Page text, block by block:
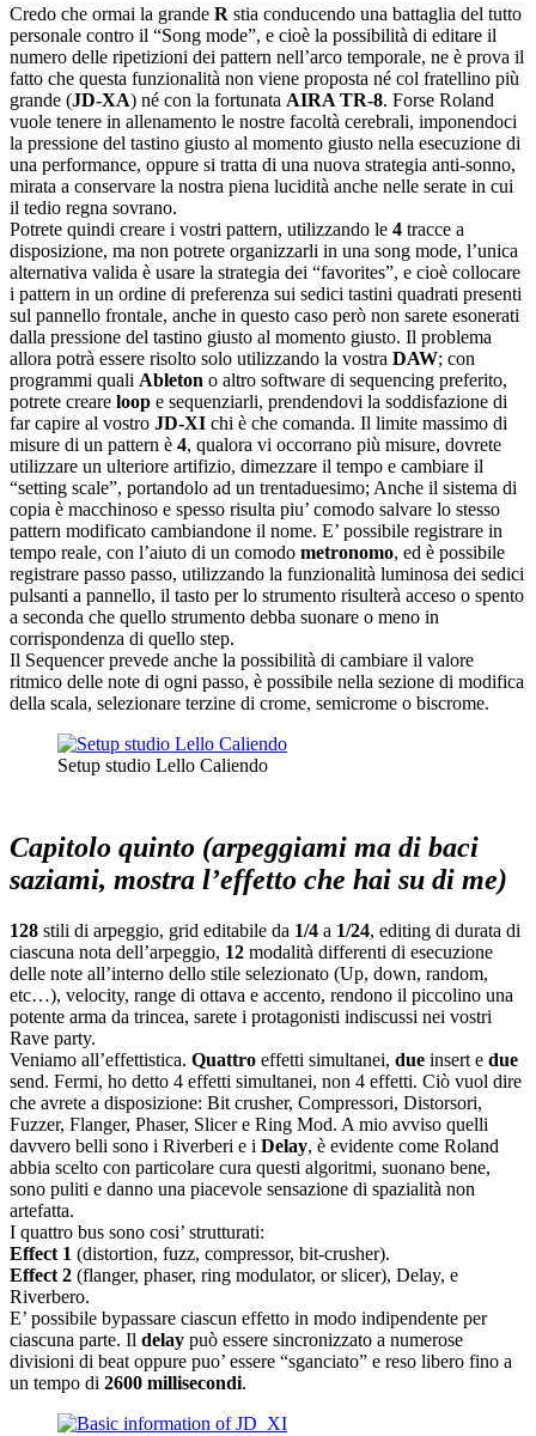
Credo che ormai la grande R stia conducendo una battaglia del tutto
personale contro il “Song mode”, e cioè la possibilità di editare il
numero delle ripetizioni dei pattern nell’arco temporale, ne è prova il
fatto che questa funzionalità non viene proposta né col fratellino più
grande (JD-XA) né con la fortunata AIRA TR-8. Forse Roland
vuole tenere in allenamento le nostre facoltà cerebrali, imponendoci
la pressione del tastino giusto al momento giusto nella esecuzione di
una performance, oppure si tratta di una nuova strategia anti-sonno,
mirata a conservare la nostra piena lucidità anche nelle serate in cui
il tedio regna sovrano.
Potrete quindi creare i vostri pattern, utilizzando le 4 tracce a
disposizione, ma non potrete organizzarli in una song mode, l’unica
alternativa valida è usare la strategia dei “favorites”, e cioè collocare
i pattern in un ordine di preferenza sui sedici tastini quadrati presenti
sul pannello frontale, anche in questo caso però non sarete esonerati
dalla pressione del tastino giusto al momento giusto. Il problema
allora potrà essere risolto solo utilizzando la vostra DAW; con
programmi quali Ableton o altro software di sequencing preferito,
potrete creare loop e sequenziarli, prendendovi la soddisfazione di
far capire al vostro JD-XI chi è che comanda. Il limite massimo di
misure di un pattern è 4, qualora vi occorrano più misure, dovrete
utilizzare un ulteriore artifizio, dimezzare il tempo e cambiare il
“setting scale”, portandolo ad un trentaduesimo; Anche il sistema di
copia è macchinoso e spesso risulta piu’ comodo salvare lo stesso
pattern modificato cambiandone il nome. E’ possibile registrare in
tempo reale, con l’aiuto di un comodo metronomo, ed è possibile
registrare passo passo, utilizzando la funzionalità luminosa dei sedici
pulsanti a pannello, il tasto per lo strumento risulterà acceso o spento
a seconda che quello strumento debba suonare o meno in
corrispondenza di quello step.
Il Sequencer prevede anche la possibilità di cambiare il valore
ritmico delle note di ogni passo, è possibile nella sezione di modifica
della scala, selezionare terzine di crome, semicrome o biscrome.
Setup studio Lello Caliendo
Capitolo quinto (arpeggiami ma di baci
saziami, mostra l’effetto che hai su di me)
128 stili di arpeggio, grid editabile da 1/4 a 1/24, editing di durata di
ciascuna nota dell’arpeggio, 12 modalità differenti di esecuzione
delle note all’interno dello stile selezionato (Up, down, random,
etc…), velocity, range di ottava e accento, rendono il piccolino una
potente arma da trincea, sarete i protagonisti indiscussi nei vostri
Rave party.
Veniamo all’effettistica. Quattro effetti simultanei, due insert e due
send. Fermi, ho detto 4 effetti simultanei, non 4 effetti. Ciò vuol dire
che avrete a disposizione: Bit crusher, Compressori, Distorsori,
Fuzzer, Flanger, Phaser, Slicer e Ring Mod. A mio avviso quelli
davvero belli sono i Riverberi e i Delay, è evidente come Roland
abbia scelto con particolare cura questi algoritmi, suonano bene,
sono puliti e danno una piacevole sensazione di spazialità non
artefatta.
I quattro bus sono cosi’ strutturati:
Effect 1 (distortion, fuzz, compressor, bit-crusher).
Effect 2 (flanger, phaser, ring modulator, or slicer), Delay, e
Riverbero.
E’ possibile bypassare ciascun effetto in modo indipendente per
ciascuna parte. Il delay può essere sincronizzato a numerose
divisioni di beat oppure puo’ essere “sganciato” e reso libero fino a
un tempo di 2600 millisecondi.